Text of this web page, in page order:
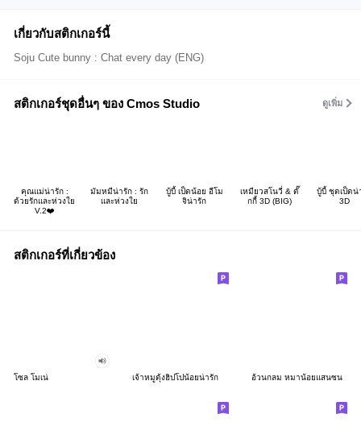
เกี่ยวกับสติกเกอร์นี้
Soju Cute bunny : Chat every day (ENG)
สติกเกอร์ชุดอื่นๆ ของ Cmos Studio ดูเพิ่ม
คุณแม่น่ารัก :
ด้วยรักและห่วงใย
V.2❤️
มัมหมีน่ารัก : รัก
และห่วงใย
บู้บี้ เป็ดน้อย อีโม
จิน่ารัก
เหมียวสโนวี่ & ดั๊
กกี้ 3D (BIG)
บู้บี้ ชุดเป็ดน่
3D
สติกเกอร์ที่เกี่ยวข้อง
โซล โมเน่ เจ้าหมูดุ้งฮิปโปน้อยน่ารัก อ้วนกลม หมาน้อยแสนซน